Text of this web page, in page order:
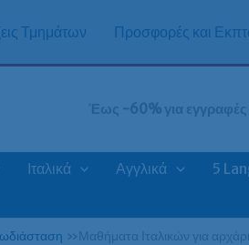
Τμημάτων Προσφορές και
Έως -60% για
Ιταλικά Αγγλικά 5
» Μαθήματα Ιταλικών για